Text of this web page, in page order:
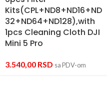
Kits(CPL+ND8+ND16+ND
32+ND64+ND128),with
1pcs Cleaning Cloth DJI
Mini 5 Pro
3.540,00 RSD sa PDV-om